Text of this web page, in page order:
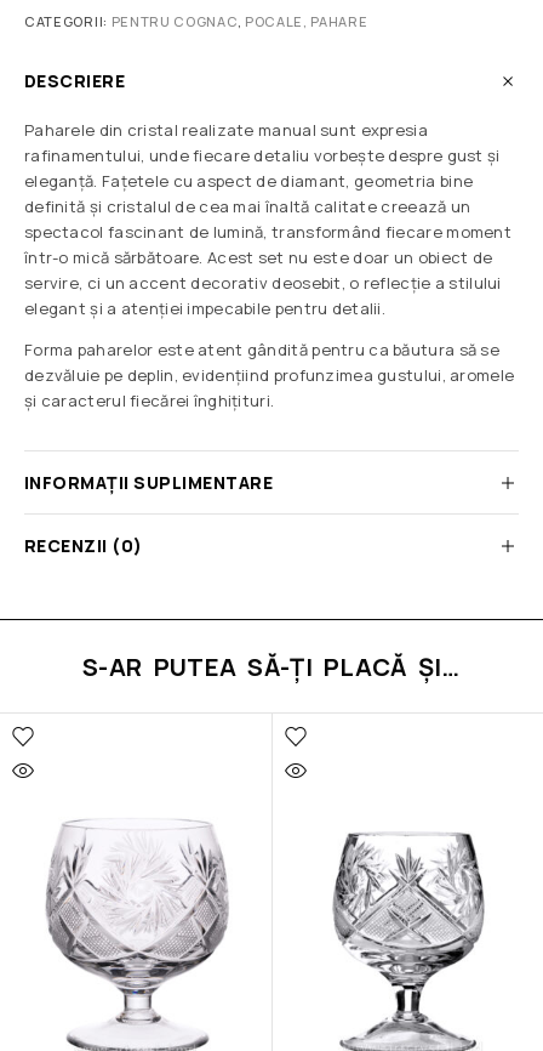
CATEGORII: PENTRU COGNAC POCALE, PAHARE
DESCRIERE
Paharele din cristal realizate manual sunt expresia
rafinamentului, unde fiecare detaliu vorbește despre gust și
eleganță. Fațetele cu aspect de diamant, geometria bine
definită și cristalul de cea mai înaltă calitate creează un
spectacol fascinant de lumină, transformând fiecare moment
într-o mică sărbătoare. Acest set nu este doar un obiect de
servire, ci un accent decorativ deosebit, o reflecție a stilului
elegant și a atenției impecabile pentru detalii.
Forma paharelor este atent gândită pentru ca băutura să se
dezvăluie pe deplin, evidențiind profunzimea gustului, aromele
și caracterul fiecărei înghițituri.
INFORMAȚII SUPLIMENTARE
RECENZII (0)
S-AR PUTEA SĂ-ȚI PLACĂ ȘI…